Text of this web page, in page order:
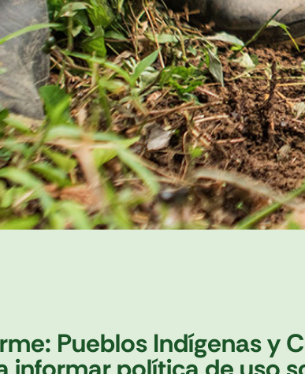
Pueblos Indígenas y